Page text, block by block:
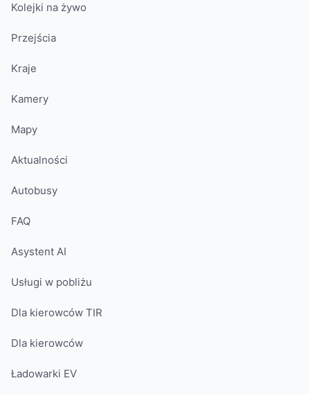
Kolejki na żywo
Przejścia
Kraje
Kamery
Mapy
Aktualności
Autobusy
FAQ
Asystent AI
Usługi w pobliżu
Dla kierowców TIR
Dla kierowców
Ładowarki EV